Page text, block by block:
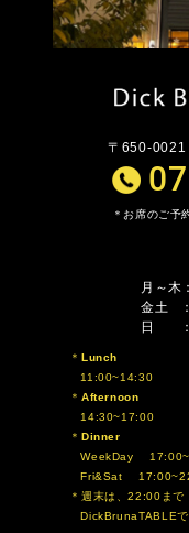
〒650-
お席のご予
月～木
金土
日
Lunch
11:00~14:30
Afternoon
14:30~17:00
Dinner
WeekDay
Fri&Sat
週末は、22:00まで
DickBrunaTABLEで